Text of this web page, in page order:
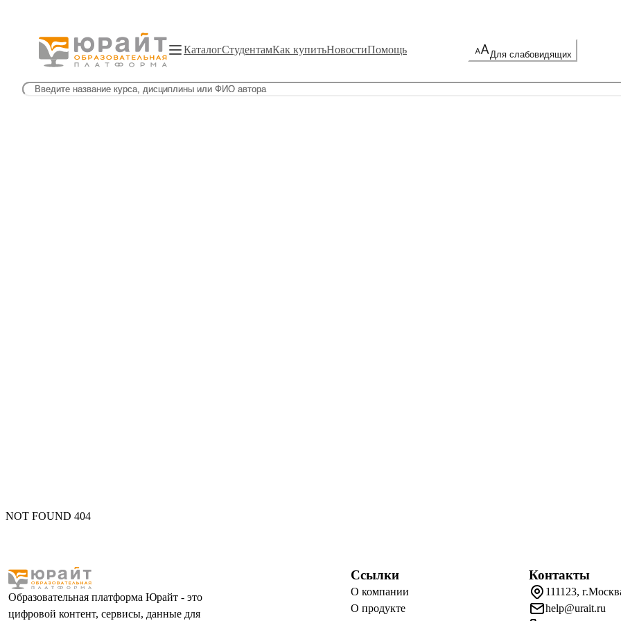
КаталогСтудентамКак купитьНовостиПомощь Для слабовидящих
NOT FOUND 404
Образовательная платформа Юрайт - это
цифровой контент, сервисы, данные для
Ссылки
О компании
О продукте
Контакты
111123,
help@urait.ru